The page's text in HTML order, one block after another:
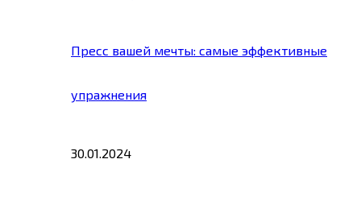
Пресс вашей мечты: самые эффективные
упражнения
30.01.2024